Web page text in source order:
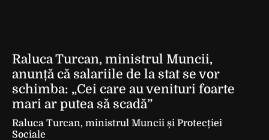
Raluca Turcan, ministrul Muncii,
anunță că salariile de la stat se vor
schimba: „Cei care au venituri foarte
mari ar putea să scadă”
Raluca Turcan, ministrul Muncii și Protecției
Sociale